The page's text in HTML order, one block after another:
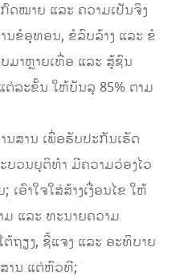
ດໝາຍ ແລະ ຄວາມເປັນຈິງ
ຂໍອຸທອນ, ຂໍລົບລ້າງ ແລະ ຂໍ
າຫຼາຍເທື່ອ ແລະ ສູ້ຊົນ
ຕ່ລະຂັ້ນ ໃຫ້ບັນລຸ 85% ຕາມ
ສານ ເພື່ອຮັບປະກັນເຮັດ
ບວນຍຸຕິທຳ ມີຄວາມວ່ອງໄວ
ອົາໃຈໃສ່ສ້າງເງື່ອນໄຂ ໃຫ້
ແລະ ທະນາຍຄວາມ
ຕ້ຖຽງ, ຊີ້ແຈງ ແລະ ອະທິບາຍ
ານ ແຕ່ຫົວທີ;